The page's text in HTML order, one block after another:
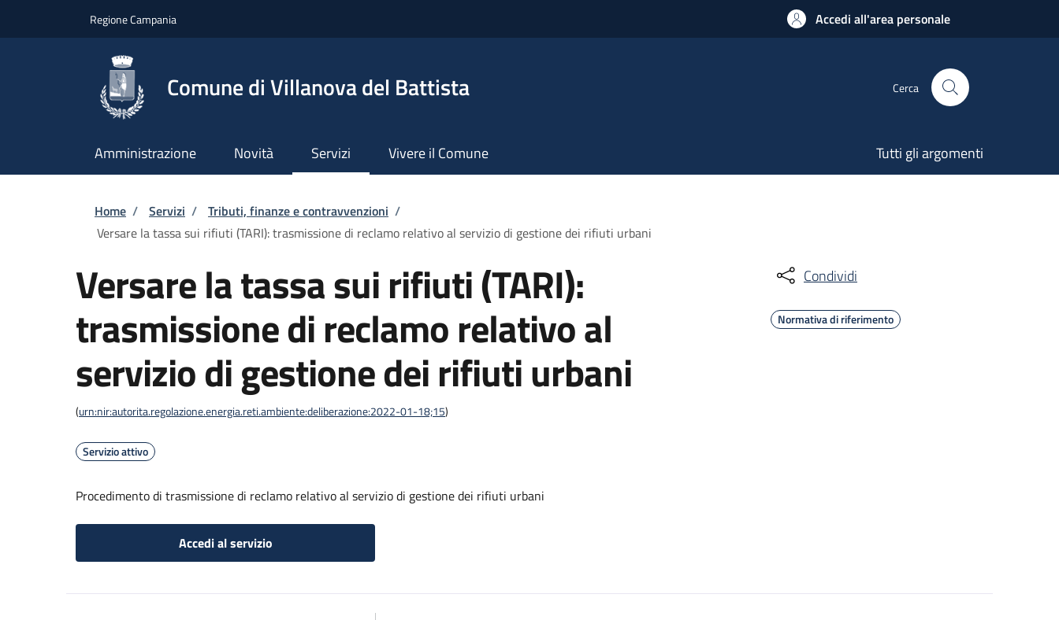
Regione Campania Accedi all'area personale
Comune di Villanova del Battista Cerca
Amministrazione Novità Servizi Vivere il Comune Tutti gli argomenti
Briciole di pane
Home / Servizi / Tributi, finanze e contravvenzioni /
Versare la tassa sui rifiuti (TARI): trasmissione di reclamo relativo al servizio di gestione dei rifiuti urbani
Versare la tassa sui rifiuti (TARI):
trasmissione di reclamo relativo al
servizio di gestione dei rifiuti urbani
(urn:nir:autorita.regolazione.energia.reti.ambiente:deliberazione:2022-01-18;15)
Servizio attivo
Procedimento di trasmissione di reclamo relativo al servizio di gestione dei rifiuti urbani
Accedi al servizio
Condividi
Normativa di riferimento